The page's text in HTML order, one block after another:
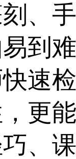
、
到
速
更
、